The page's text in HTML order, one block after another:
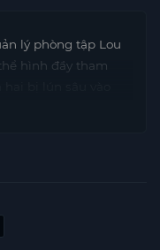
lý phòng tập Lou
hình đầy tham
đến gia đình tội